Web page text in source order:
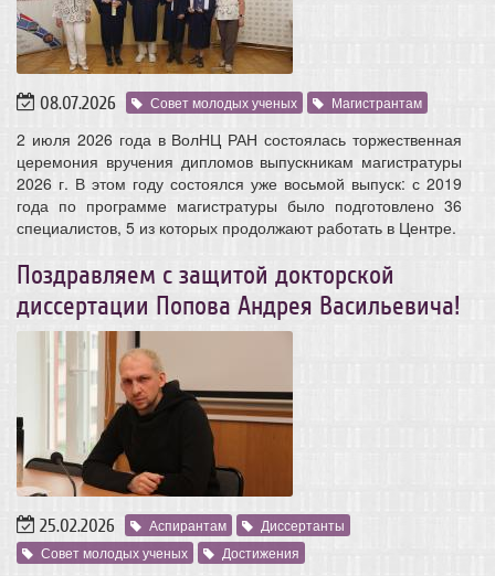
08.07.2026 Совет молодых ученых Магистрантам
2 июля 2026 года в ВолНЦ РАН состоялась торжественная
церемония вручения дипломов выпускникам магистратуры
2026 г. В этом году состоялся уже восьмой выпуск: с 2019
года по программе магистратуры было подготовлено 36
специалистов, 5 из которых продолжают работать в Центре.
Поздравляем с защитой докторской
диссертации Попова Андрея Васильевича!
25.02.2026 Аспирантам
Диссертанты
Совет молодых ученых
Достижения